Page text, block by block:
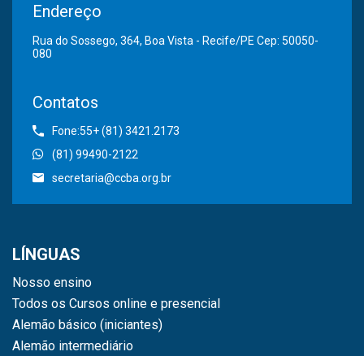
Endereço
Rua do Sossego, 364, Boa Vista - Recife/PE Cep: 50050-
080
Contatos
Fone:55+ (81) 3421.2173
(81) 99490-2122
secretaria@ccba.org.br
LÍNGUAS
Nosso ensino
Todos os Cursos online e presencial
Alemão básico (iniciantes)
Alemão intermediário